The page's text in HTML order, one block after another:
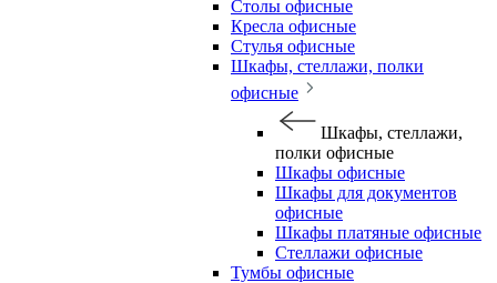
Столы офисные
Кресла офисные
Стулья офисные
Шкафы, стеллажи, полки
офисные
Шкафы, стеллажи,
полки офисные
Шкафы офисные
Шкафы для документов
офисные
Шкафы платяные офисные
Стеллажи офисные
Тумбы офисные